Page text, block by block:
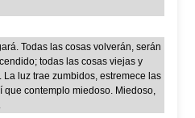
Todas las cosas volverán, serán
todas las cosas viejas y
luz trae zumbidos, estremece las
que contemplo miedoso. Miedoso,